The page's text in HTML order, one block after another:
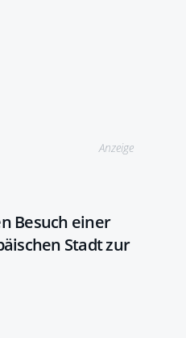
Anzeige
Besuch einer
Stadt zur